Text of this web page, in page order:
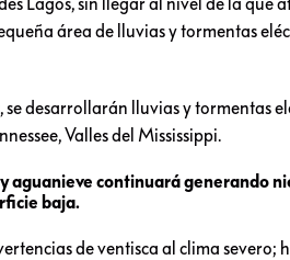
área de lluvias y tormentas
desarrollarán lluvias y tormentas
Valles del Mississippi.
aguanieve continuará generando
baja.
de ventisca al clima severo;